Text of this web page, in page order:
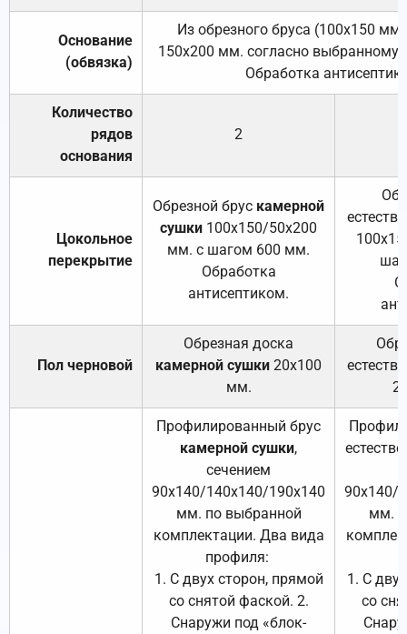
Основание
(обвязка)
Из обрезного бруса (100х150
150х200 мм. согласно выбранному
Обработка
Количество
рядов
основания
2
Цокольное
перекрытие
Обрезной брус камерной
сушки 100х150/50х200
мм. с шагом 600 мм.
Обработка
антисептиком.
Пол черновой
Обрезная доска
камерной сушки 20х100
мм.
Профилированный брус
камерной сушки,
сечением
90х140/140х140/190х140
мм. по выбранной
комплектации. Два вида
профиля:
1. С двух сторон, прямой
со снятой фаской. 2.
Снаружи под «блок-
90х140/
мм.
1. С
со